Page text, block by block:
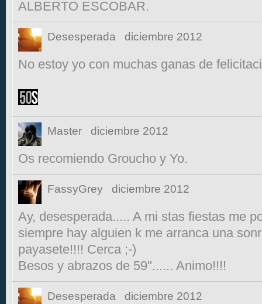
ALBERTO ESCOBAR.
Desesperada diciembre 2012
No estoy yo con muchas ganas de
Master diciembre 2012
Os recomiendo Groucho y Yo.
FassyGrey diciembre 2012
Ay, desesperada..... A mi stas fiestas me
siempre hay alguien k me arranca una
payasete!!!! Cerca ;-)
Besos y abrazos de 59"...... Animo!!!!
Desesperada diciembre 2012